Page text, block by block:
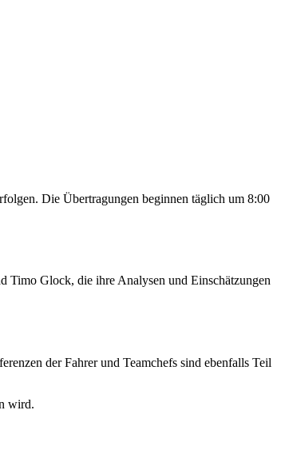
Die Übertragungen beginnen täglich um 8:00
Timo Glock, die ihre Analysen und Einschätzungen
der Fahrer und Teamchefs sind ebenfalls Teil
wird.